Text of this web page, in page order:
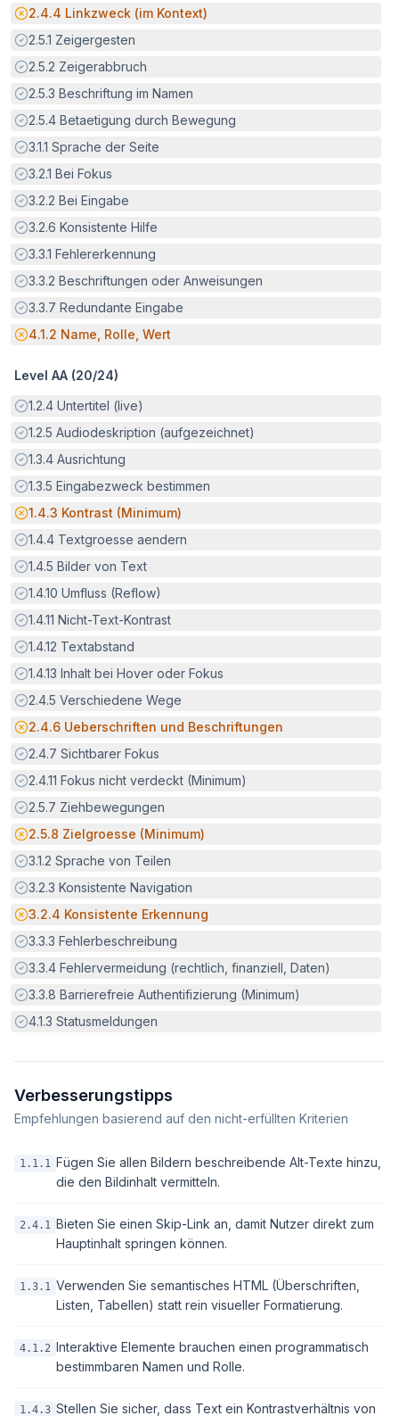
Potenzielle Barriere:
2.4.4 Linkzweck (im Kontext)
Erfüllt:
2.5.1 Zeigergesten
Erfüllt:
2.5.2 Zeigerabbruch
Erfüllt:
2.5.3 Beschriftung im Namen
Erfüllt:
2.5.4 Betaetigung durch Bewegung
Erfüllt:
3.1.1 Sprache der Seite
Erfüllt:
3.2.1 Bei Fokus
Erfüllt:
3.2.2 Bei Eingabe
Erfüllt:
3.2.6 Konsistente Hilfe
Erfüllt:
3.3.1 Fehlererkennung
Erfüllt:
3.3.2 Beschriftungen oder Anweisungen
Erfüllt:
3.3.7 Redundante Eingabe
Potenzielle Barriere:
4.1.2 Name, Rolle, Wert
Level AA (20/24)
Erfüllt:
1.2.4 Untertitel (live)
Erfüllt:
1.2.5 Audiodeskription (aufgezeichnet)
Erfüllt:
1.3.4 Ausrichtung
Erfüllt:
1.3.5 Eingabezweck bestimmen
Potenzielle Barriere:
1.4.3 Kontrast (Minimum)
Erfüllt:
1.4.4 Textgroesse aendern
Erfüllt:
1.4.5 Bilder von Text
Erfüllt:
1.4.10 Umfluss (Reflow)
Erfüllt:
1.4.11 Nicht-Text-Kontrast
Erfüllt:
1.4.12 Textabstand
Erfüllt:
1.4.13 Inhalt bei Hover oder Fokus
Erfüllt:
2.4.5 Verschiedene Wege
Potenzielle Barriere:
2.4.6 Ueberschriften und Beschriftungen
Erfüllt:
2.4.7 Sichtbarer Fokus
Erfüllt:
2.4.11 Fokus nicht verdeckt (Minimum)
Erfüllt:
2.5.7 Ziehbewegungen
Potenzielle Barriere:
2.5.8 Zielgroesse (Minimum)
Erfüllt:
3.1.2 Sprache von Teilen
Erfüllt:
3.2.3 Konsistente Navigation
Potenzielle Barriere:
3.2.4 Konsistente Erkennung
Erfüllt:
3.3.3 Fehlerbeschreibung
Erfüllt:
3.3.4 Fehlervermeidung (rechtlich, finanziell, Daten)
Erfüllt:
3.3.8 Barrierefreie Authentifizierung (Minimum)
Erfüllt:
4.1.3 Statusmeldungen
Verbesserungstipps
Empfehlungen basierend auf den nicht-erfüllten Kriterien
1.1.1 Fügen Sie allen Bildern beschreibende Alt-Texte hinzu,
die den Bildinhalt vermitteln.
2.4.1 Bieten Sie einen Skip-Link an, damit Nutzer direkt zum
Hauptinhalt springen können.
1.3.1 Verwenden Sie semantisches HTML (Überschriften,
Listen, Tabellen) statt rein visueller Formatierung.
4.1.2 Interaktive Elemente brauchen einen programmatisch
bestimmbaren Namen und Rolle.
1.4.3 Stellen Sie sicher, dass Text ein Kontrastverhältnis von